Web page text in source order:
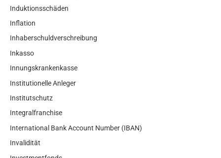
Induktionsschäden
Inflation
Inhaberschuldverschreibung
Inkasso
Innungskrankenkasse
Institutionelle Anleger
Institutschutz
Integralfranchise
International Bank Account Number (IBAN)
Invalidität